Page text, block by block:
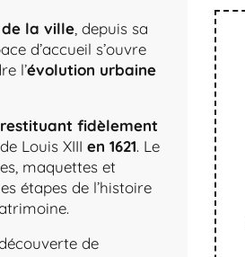
de la ville , depuis sa
d’accueil s’ouvre
l’évolution urbaine
fidèlement
Louis XIII en 1621. Le
maquettes et
étapes de l’histoire
de